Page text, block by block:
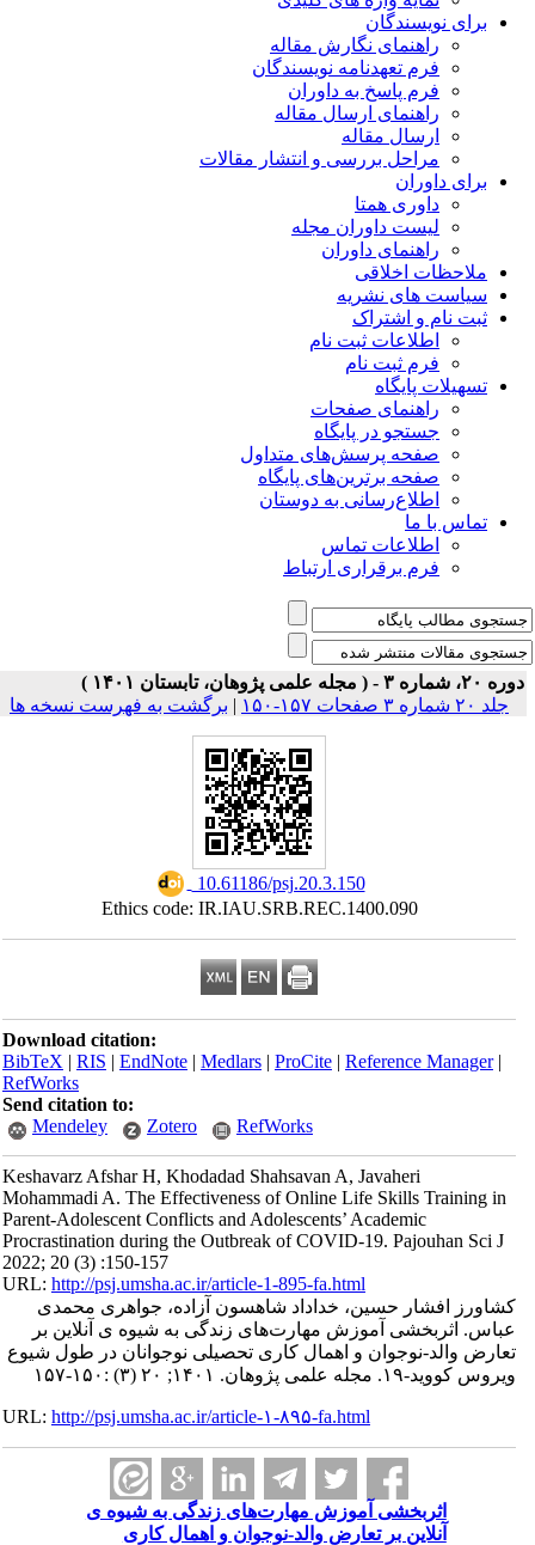
برای نویسندگان
راهنمای نگارش مقاله
فرم تعهدنامه نویسندگان
فرم پاسخ به داوران
راهنمای ارسال مقاله
ارسال مقاله
مراحل بررسی و انتشار مقالات
برای داوران
داوری همتا
لیست داوران مجله
راهنمای داوران
ملاحظات اخلاقی
سیاست های نشریه
ثبت نام و اشتراک
اطلاعات ثبت نام
فرم ثبت نام
تسهیلات پایگاه
راهنمای صفحات
جستجو در پایگاه
صفحه پرسش‌های متداول
صفحه برترین‌های پایگاه
اطلاع‌رسانی به دوستان
تماس با ما
اطلاعات تماس
فرم برقراری ارتباط
شماره ۳ - ( مجله علمی پژوهان، تابستان ۱۴۰۱ )
جلد ۲۰ شماره ۳ صفحات ۱۵۷-۱۵۰
| برگشت به فهرست نسخه ها
‎ 10.61186/psj.20.3.150
Ethics code: IR.IAU.SRB.REC.1400.090
Download citation:
BibTeX|RIS|EndNote|Medlars|ProCite|Reference Manager
RefWorks
Send citation to:
Mendeley
Zotero RefWorks
Keshavarz Afshar H, Khodadad Shahsavan A, Javaheri
Mohammadi A. The Effectiveness of Online Life Skills Training in
Parent-Adolescent Conflicts and Adolescents’ Academic
Procrastination during the Outbreak of COVID-19. Pajouhan Sci J
2022; 20 (3) :150-157
URL:http://psj.umsha.ac.ir/article-1-895-fa.html
کشاورز افشار حسین، خداداد شاهسون آزاده، جواهری محمدی
عباس. اثربخشی آموزش مهارت‌های زندگی به شیوه ی آنلاین بر
تعارض والد-نوجوان و اهمال کاری تحصیلی نوجوانان در طول شیوع
ویروس کووید-۱۹. مجله علمی پژوهان. ۱۴۰۱; ۲۰ (۳) :۱۵۰-۱۵۷
URL:http://psj.umsha.ac.ir/article-۱-۸۹۵-fa.html
اثربخشی آموزش مهارت‌های زندگی به شیوه ی
آنلاین بر تعارض والد-نوجوان و اهمال کاری